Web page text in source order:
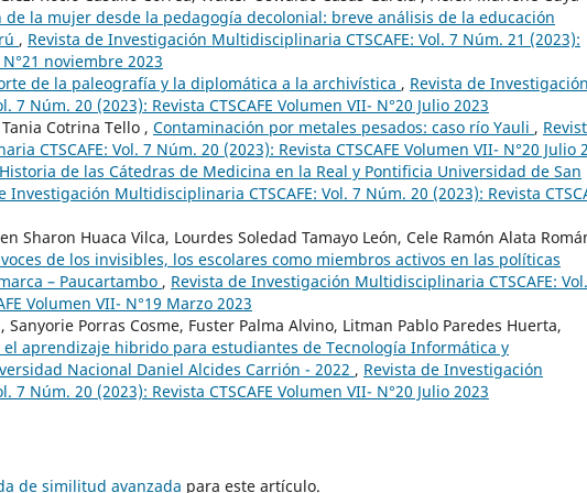
de la mujer desde la pedagogía decolonial: breve análisis de la educación
, Revista de Investigación Multidisciplinaria CTSCAFE: Vol. 7 Núm. 21 (2023):
N°21 noviembre 2023
de la paleografía y la diplomática a la archivística , Revista de Investigación
7 Núm. 20 (2023): Revista CTSCAFE Volumen VII- N°20 Julio 2023
Cotrina Tello , Contaminación por metales pesados: caso río Yauli ,
CTSCAFE: Vol. 7 Núm. 20 (2023): Revista CTSCAFE Volumen VII- N°20 Julio
Historia de las Cátedras de Medicina en la Real y Pontificia Universidad de San
Investigación Multidisciplinaria CTSCAFE: Vol. 7 Núm. 20 (2023): Revista
Sharon Huaca Vilca, Lourdes Soledad Tamayo León, Cele Ramón Alata
voces de los invisibles, los escolares como miembros activos en las políticas
– Paucartambo , Revista de Investigación Multidisciplinaria CTSCAFE:
Volumen VII- N°19 Marzo 2023
Porras Cosme, Fuster Palma Alvino, Litman Pablo Paredes Huerta,
aprendizaje hibrido para estudiantes de Tecnología Informática y
Nacional Daniel Alcides Carrión - 2022 , Revista de Investigación
7 Núm. 20 (2023): Revista CTSCAFE Volumen VII- N°20 Julio 2023
de similitud avanzada para este artículo.